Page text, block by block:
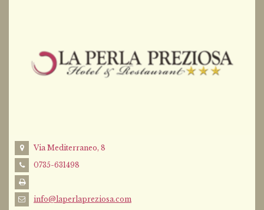
Via Mediterraneo, 8
0735-631498
info@laperlapreziosa.com